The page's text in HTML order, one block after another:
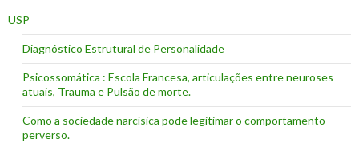
USP
Diagnóstico Estrutural de Personalidade
Psicossomática : Escola Francesa, articulações entre neuroses
atuais, Trauma e Pulsão de morte.
Como a sociedade narcísica pode legitimar o comportamento
perverso.